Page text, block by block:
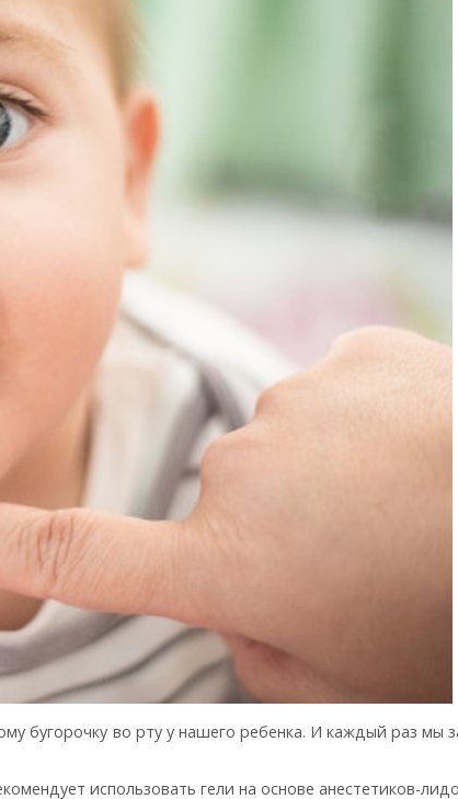
бугорочку во рту у нашего ребенка. И каждый раз мы
использовать гели на основе анестетиков-